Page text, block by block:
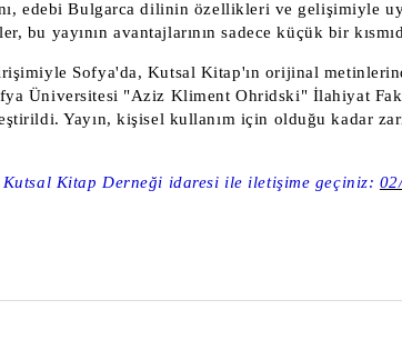
edebi Bulgarca dilinin özellikleri ve gelişimiyle
bu yayının avantajlarının sadece küçük bir
Sofya'da, Kutsal Kitap'ın orijinal
Üniversitesi "Aziz Kliment Ohridski" İlahiyat
Yayın, kişisel kullanım için olduğu kadar
Kitap Derneği idaresi ile iletişime geçiniz: